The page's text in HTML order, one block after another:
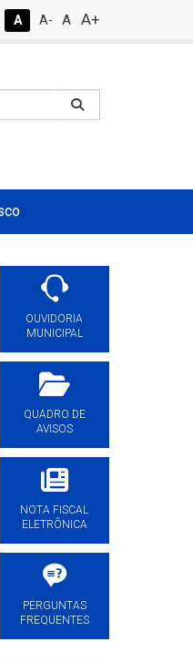
A A- A A+
OUVIDORIA
MUNICIPAL
QUADRO DE
AVISOS
NOTA FISCAL
ELETRÔNICA
PERGUNTAS
FREQUENTES